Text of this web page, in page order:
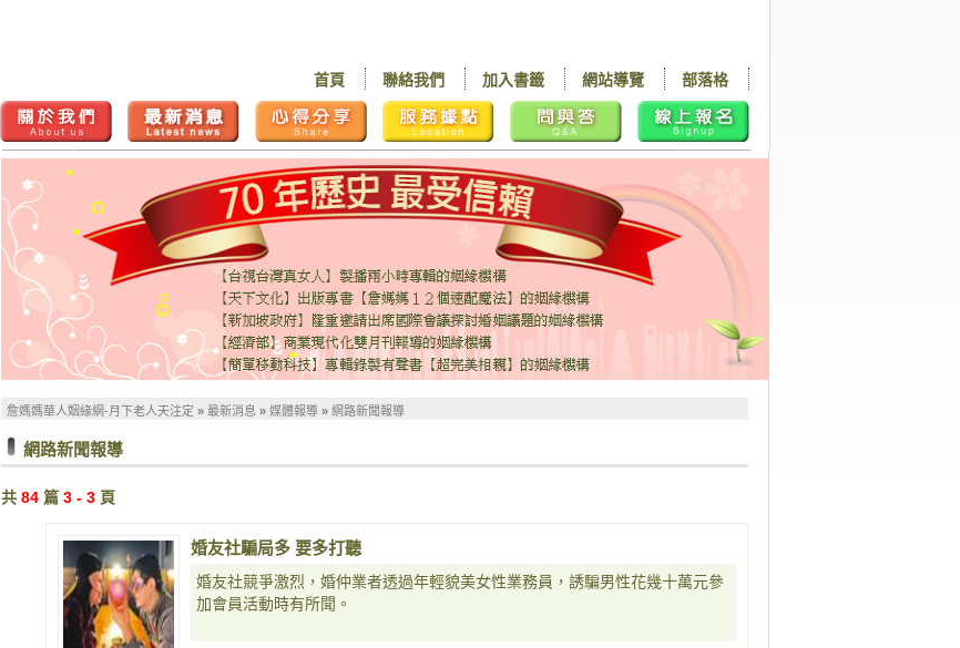
部落格
網站導覽
加入書籤
聯絡我們
首頁
詹媽媽華人姻緣網-月下老人天注定 » 最新消息 » 媒體報導 » 網路新聞報導
網路新聞報導
共 84 篇 3 - 3 頁
婚友社騙局多 要多打聽
婚友社競爭激烈，婚仲業者透過年輕貌美女性業務員，誘騙男性花幾十萬元參
加會員活動時有所聞。